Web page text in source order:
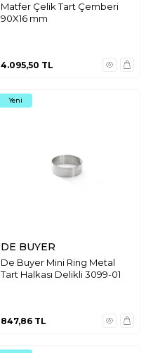
Matfer Çelik Tart Çemberi
90X16 mm
4.095,50 TL
Yeni
DE BUYER
De Buyer Mini Ring Metal
Tart Halkası Delikli 3099-01
847,86 TL